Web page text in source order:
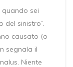
quando sei
del sinistro”.
causato (o
segnala il
Niente